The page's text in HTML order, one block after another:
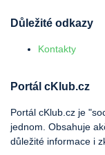
Důležité odkazy
Kontakty
Portál cKlub.cz
Portál cKlub.cz je
jednom. Obsahuje
důležité informace i